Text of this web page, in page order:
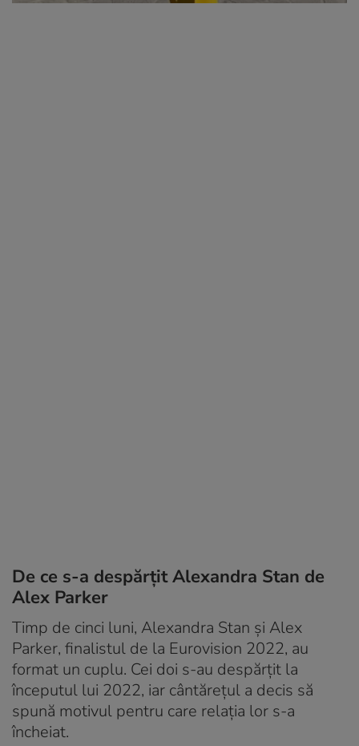
De ce s-a despărțit Alexandra Stan de
Alex Parker
Timp de cinci luni, Alexandra Stan și Alex
Parker, finalistul de la Eurovision 2022, au
format un cuplu. Cei doi s-au despărțit la
începutul lui 2022, iar cântărețul a decis să
spună motivul pentru care relația lor s-a
încheiat.